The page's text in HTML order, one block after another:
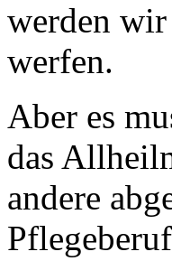
werden
werfen.
Aber es
das
andere